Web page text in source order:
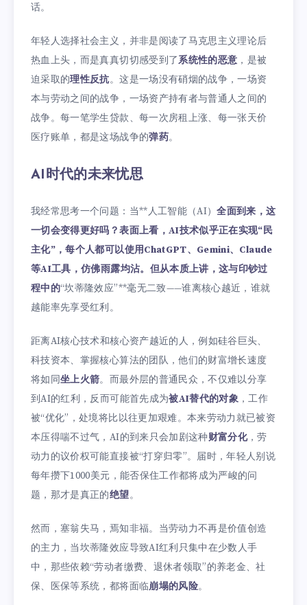
话。
年轻人选择社会主义，并非是阅读了马克思主义理论后
热血上头，而是真真切切感受到了系统性的恶意 ，是被
迫采取的理性反抗。这是一场没有硝烟的战争，一场资
本与劳动之间的战争，一场资产持有者与普通人之间的
战争。每一笔学生贷款、每一次房租上涨、每一张天价
医疗账单，都是这场战争的弹药。
AI时代的未来忧思
我经常思考一个问题：当**人工智能（AI）全面到来，这
一切会变得更好吗？表面上看，AI技术似乎正在实现“民
主化”，每个人都可以使用ChatGPT、Gemini、Claude
等AI工具，仿佛雨露均沾。但从本质上讲，这与印钞过
程中的“坎蒂隆效应”**毫无二致——谁离核心越近，谁就
越能率先享受红利。
距离AI核心技术和核心资产越近的人，例如硅谷巨头、
科技资本、掌握核心算法的团队，他们的财富增长速度
将如同坐上火箭。而最外层的普通民众，不仅难以分享
到AI的红利，反而可能首先成为被AI替代的对象 ，工作
被“优化”，处境将比以往更加艰难。本来劳动力就已被资
本压得喘不过气，AI的到来只会加剧这种财富分化，劳
动力的议价权可能直接被“打穿归零”。届时，年轻人别说
每年攒下1000美元，能否保住工作都将成为严峻的问
题，那才是真正的绝望。
然而，塞翁失马，焉知非福。当劳动力不再是价值创造
的主力，当坎蒂隆效应导致AI红利只集中在少数人手
中，那些依赖“劳动者缴费、退休者领取”的养老金、社
保、医保等系统，都将面临崩塌的风险。